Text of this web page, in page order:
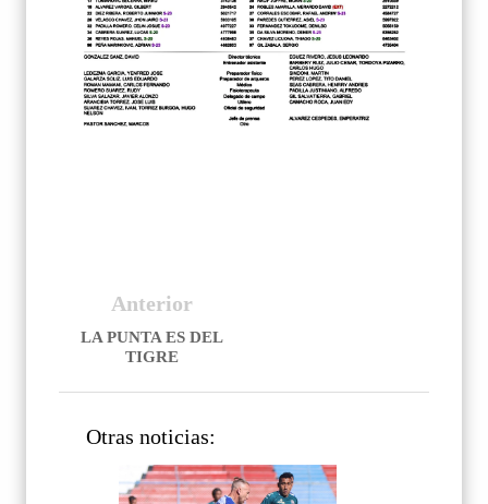
Anterior
LA PUNTA ES DEL
TIGRE
Otras noticias: